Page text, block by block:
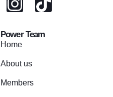
Power Team
Home
About us
Members